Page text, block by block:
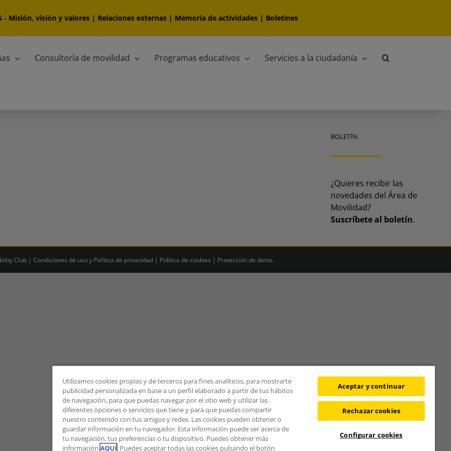
- Misión, visión y valores| Relaciones externas| Memoria de actividades| Boletines
Consultoría de movilidad Programas educativos Servicios a la ciudadanía
BOLETÍN
¿Quieres recibir las
novedades del Área de
Movilidad?
Suscríbete al boletín.
Club | Condiciones de uso y Política de privacidad | Política de cookies | Protección de datos
Utilizamos cookies propias y de terceros para fines analíticos, para mostrarte
publicidad personalizada en base a un perfil elaborado a partir de tus hábitos
de navegación, para que puedas navegar por el sitio web y utilizar las
diferentes opciones o servicios que tiene y para que puedas compartir
nuestro contenido con tus amigos y redes. Las cookies pueden obtener o
guardar información en tu navegador. Esta información puede ser acerca de
tu navegación, tus preferencias o tu dispositivo. Puedes obtener más
información AQUÍ. Puedes aceptar todas las cookies pulsando el botón
Aceptar y continuar
Rechazar cookies
Configurar cookies